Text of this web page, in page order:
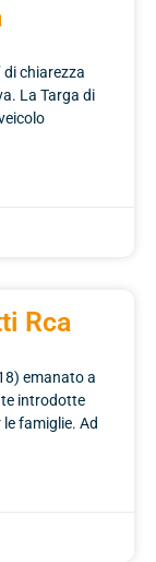
di chiarezza
La Targa di
Rca
emanato a
introdotte
famiglie. Ad